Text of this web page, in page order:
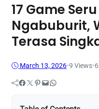
17 Game
Ngabuburit,
Terasa
March 13, 2026•9 Views•
Facebook Twitter Pinterest Mail WhatsApp